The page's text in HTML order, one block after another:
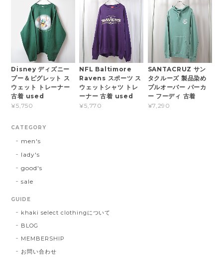
Disney ディズニー
プー＆ピグレット ス
ウェット トレーナー
古着 used
¥5,750
NFL Baltimore
Ravens スポーツ ス
ウェットシャツ トレ
ーナー 古着 used
¥5,770
SANTACRUZ サン
タクルーズ 製品染め
プルオーバー パーカ
ー フーディ 古着
¥7,290
CATEGORY
men's
lady's
good's
sale
GUIDE
khaki select clothingについて
BLOG
MEMBERSHIP
お問い合わせ